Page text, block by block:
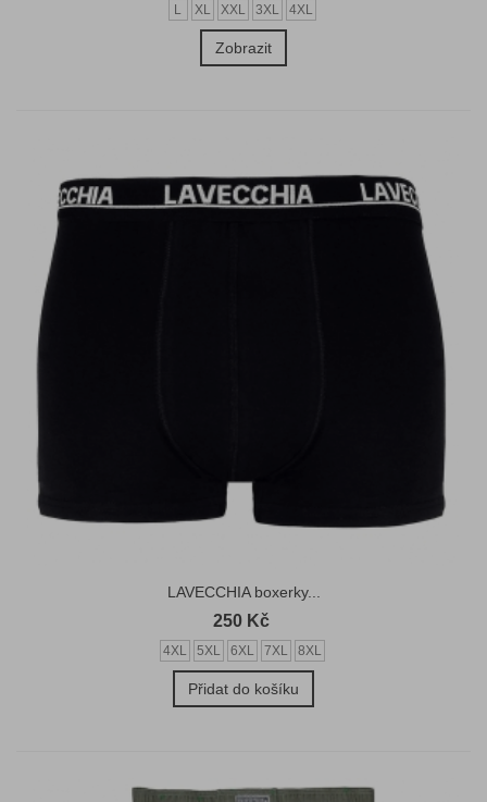
L
XL XXL 3XL 4XL
Zobrazit
LAVECCHIA boxerky...
250 Kč
4XL 5XL 6XL 7XL 8XL
Přidat do košíku